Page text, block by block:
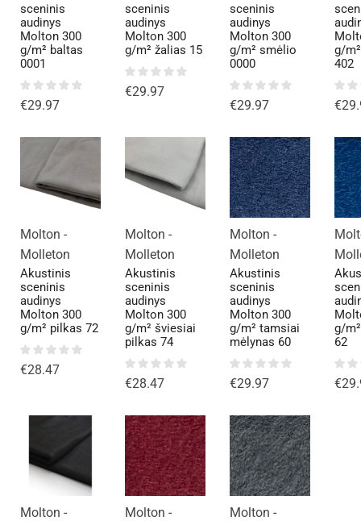
sceninis
audinys
Molton 300
g/m² baltas
0001
€29.97
sceninis
audinys
Molton 300
g/m² žalias 15
€29.97
sceninis
audinys
Molton 300
g/m² smėlio
0000
€29.97
g/
402
€
Molton -
Molleton
Akustinis
sceninis
audinys
Molton 300
g/m² pilkas 72
€28.47
Molton -
Molleton
Akustinis
sceninis
audinys
Molton 300
g/m² šviesiai
pilkas 74
€28.47
Molton -
Molleton
Akustinis
sceninis
audinys
Molton 300
g/m² tamsiai
mėlynas 60
€29.97
g/
62
€
Molton -
Molton -
Molton -